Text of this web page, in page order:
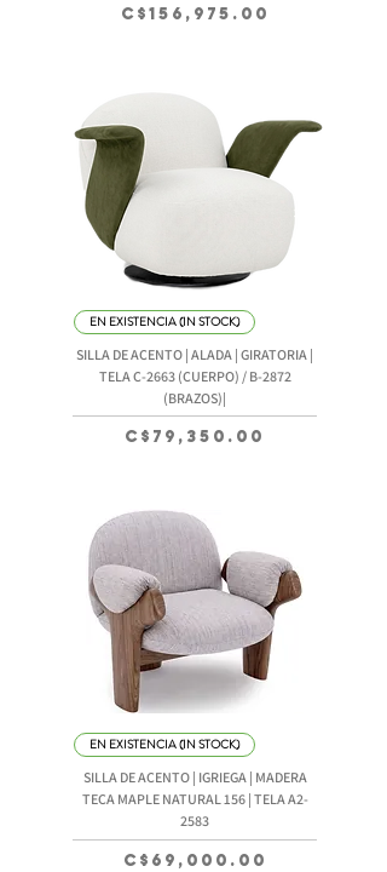
Precio
C$156,975.00
EN EXISTENCIA (IN STOCK)
SILLA DE ACENTO | ALADA | GIRATORIA |
TELA C-2663 (CUERPO) / B-2872
(BRAZOS)|
Precio
C$79,350.00
EN EXISTENCIA (IN STOCK)
SILLA DE ACENTO | IGRIEGA | MADERA
TECA MAPLE NATURAL 156 | TELA A2-
2583
Precio
C$69,000.00